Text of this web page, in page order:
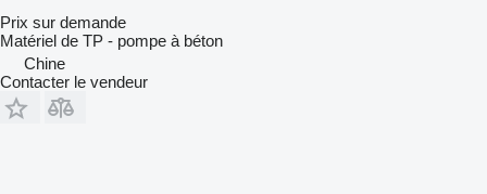
Prix sur demande
Matériel de TP - pompe à béton
Chine
Contacter le vendeur